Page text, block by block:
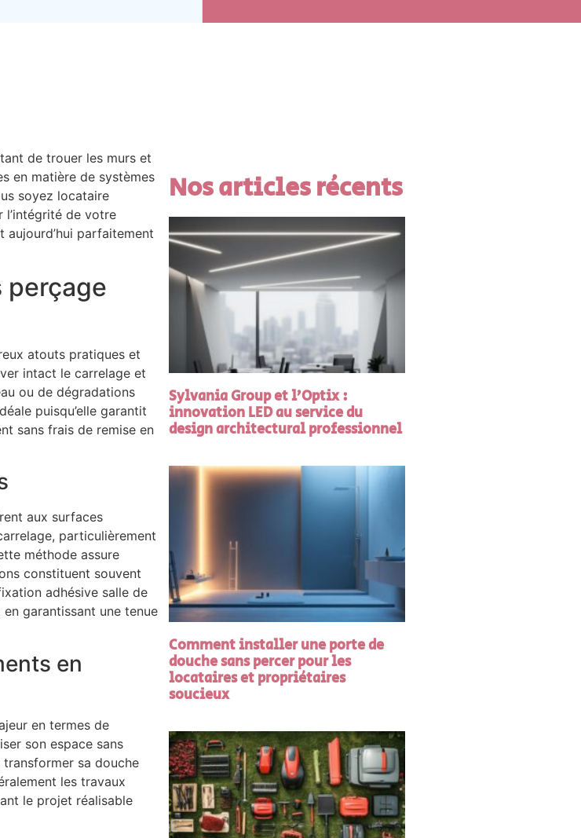
de trouer les murs et
en matière de systèmes
soyez locataire
l’intégrité de votre
parfaitement
perçage
atouts pratiques et
intact le carrelage et
ou de dégradations
puisqu’elle garantit
sans frais de remise en
aux surfaces
particulièrement
méthode assure
constituent souvent
adhésive salle de
garantissant une tenue
en
en termes de
son espace sans
sa douche
les travaux
le projet réalisable
Nos articles récents
Sylvania Group et l’Optix :
innovation LED au service du
design architectural professionnel
Comment installer une porte de
douche sans percer pour les
locataires et propriétaires
soucieux